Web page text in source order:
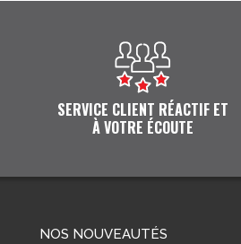
SERVICE CLIENT RÉACTIF ET
À VOTRE ÉCOUTE
NOS NOUVEAUTÉS